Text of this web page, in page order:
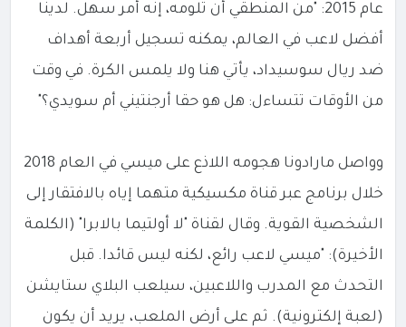
عام 2015: "من المنطقي أن تلومه، إنه أمر سهل. لدينا
أفضل لاعب في العالم، يمكنه تسجيل أربعة أهداف
ضد ريال سوسيداد، يأتي هنا ولا يلمس الكرة. في وقت
من الأوقات تتساءل: هل هو حقا أرجنتيني أم سويدي؟"
وواصل مارادونا هجومه اللاذع على ميسي في العام 2018
خلال برنامج عبر قناة مكسيكية متهما إياه بالافتقار إلى
الشخصية القوية. وقال لقناة "لا أولتيما بالابرا" (الكلمة
الأخيرة): "ميسي لاعب رائع، لكنه ليس قائدا. قبل
التحدث مع المدرب واللاعبين، سيلعب البلاي ستايشن
(لعبة إلكترونية). ثم على أرض الملعب، يريد أن يكون